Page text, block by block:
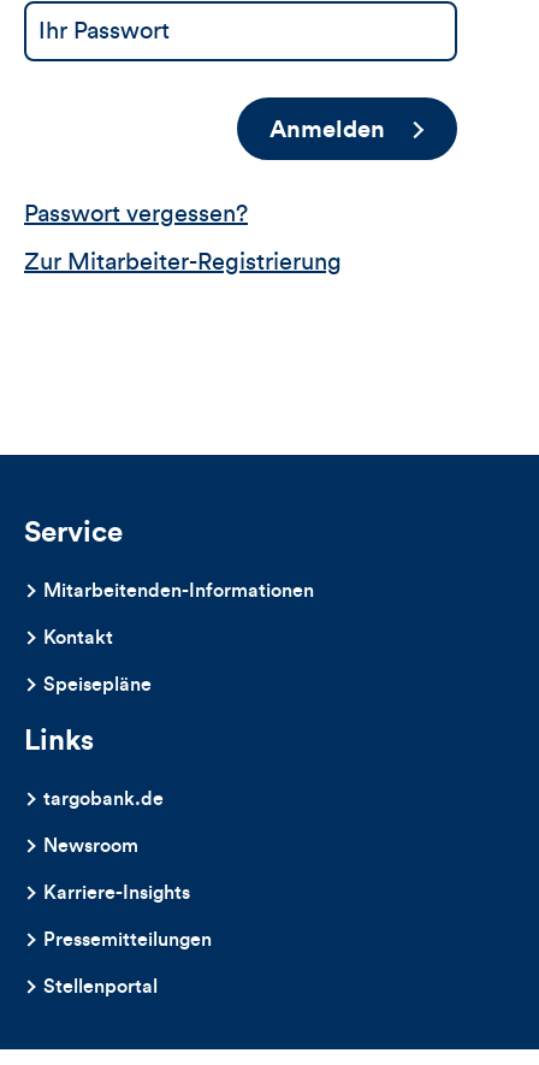
Anmelden
Passwort vergessen?
Zur Mitarbeiter-Registrierung
Service
Mitarbeitenden-Informationen
Kontakt
Speisepläne
Links
targobank.de
Newsroom
Karriere-Insights
Pressemitteilungen
Stellenportal